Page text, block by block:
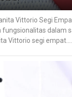
Vittorio Segi
fungsionalitas dalam
Vittorio segi empat....